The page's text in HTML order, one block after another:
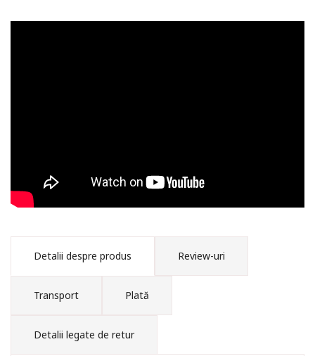
Iași
Detalii despre produs Review-uri
Transport Plată
Detalii legate de retur